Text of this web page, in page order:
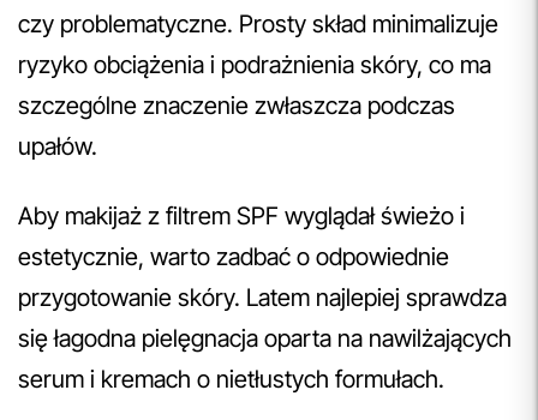
czy problematyczne. Prosty skład minimalizuje
ryzyko obciążenia i podrażnienia skóry, co ma
szczególne znaczenie zwłaszcza podczas
upałów.
Aby makijaż z filtrem SPF wyglądał świeżo i
estetycznie, warto zadbać o odpowiednie
przygotowanie skóry. Latem najlepiej sprawdza
się łagodna pielęgnacja oparta na nawilżających
serum i kremach o nietłustych formułach.